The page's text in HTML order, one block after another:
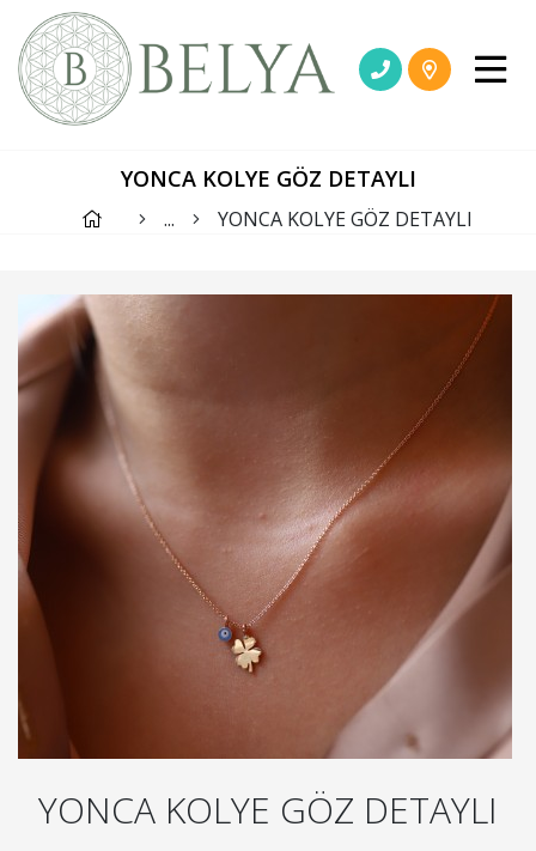
YONCA KOLYE GÖZ DETAYLI
... YONCA KOLYE GÖZ DETAYLI
YONCA KOLYE GÖZ DETAYLI